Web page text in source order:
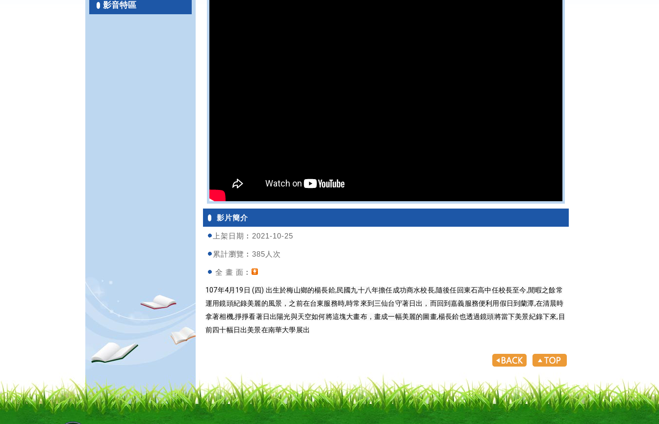
影音特區
影片簡介
上架日期︰2021-10-25
累計瀏覽︰385人次
全 畫 面︰
107年4月19日 (四) 出生於梅山鄉的楊長鉿,民國九十八年擔任成功商水校長,隨後任回東石高中任校長至今,閒暇之餘常
運用鏡頭紀錄美麗的風景，之前在台東服務時,時常來到三仙台守著日出，而回到嘉義服務便利用假日到蘭潭,在清晨時
拿著相機,掙掙看著日出陽光與天空如何將這塊大畫布，畫成一幅美麗的圖畫,楊長鉿也透過鏡頭將當下美景紀錄下來,目
前四十幅日出美景在南華大學展出